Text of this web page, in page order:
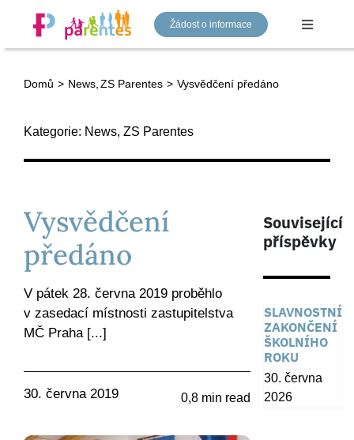
obsah
Žádost o informace
Toggle
Mateřská škola
Základní škola
Náš tým
Aktuality
Domů News ZS Parentes Vysvědčení předáno
Kategorie: News, ZS Parentes
Vysvědčení
předáno
V pátek 28. června 2019 proběhlo
v zasedací místnosti zastupitelstva
MČ Praha [...]
30. června 2019 0,8 min read
Související
příspěvky
SLAVNOSTNÍ
ZAKONČENÍ
ŠKOLNÍHO
ROKU
30. června
2026